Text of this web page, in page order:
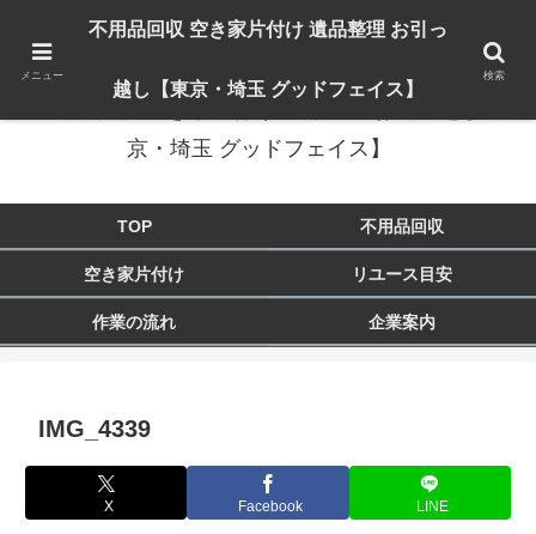
出張対応エリア：埼玉県 入間市 狭山市 飯能市 所沢市 川越市 日高市 鶴ヶ島市
京・埼玉 グッドフェイス】
TOP 不用品回収
空き家片付け リユース目安
作業の流れ 企業案内
IMG_4339
X Facebook LINE
メニュー
不用品回収 空き家片付け 遺品整理 お引っ
越し【東京・埼玉 グッドフェイス】
検索